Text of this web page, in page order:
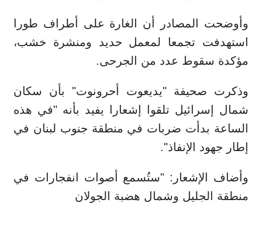
وأوضحت المصادر أن الغارة على أطراف طورا
استهدفت تجمعا لمعمل حديد ومنشرة خشب،
مؤكدة سقوط عدد من الجرحى.
وذكرت صحيفة "يديعوت أحرونوت" بأن سكان
شمال إسرائيل تلقوا إشعارا يفيد بأنه "في هذه
الساعة بدأت ضربات في منطقة جنوب لبنان في
إطار جهود الإنفاذ".
وأضاف الإشعار: "ستُسمع أصوات انفجارات في
منطقة الجليل وشمال هضبة الجولان